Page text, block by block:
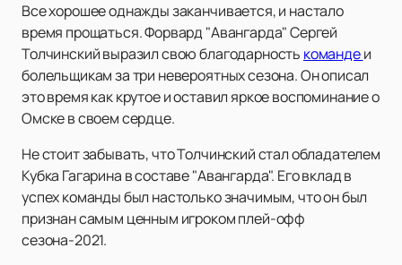
Все хорошее однажды заканчивается, и настало
время прощаться. Форвард "Авангарда" Сергей
Толчинский выразил свою благодарность командеи
болельщикам за три невероятных сезона. Он описал
это время как крутое и оставил яркое воспоминание о
Омске в своем сердце.
Не стоит забывать, что Толчинский стал обладателем
Кубка Гагарина в составе "Авангарда". Его вклад в
успех команды был настолько значимым, что он был
признан самым ценным игроком плей-офф
сезона-2021.